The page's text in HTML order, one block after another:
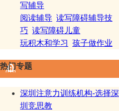
写辅导
阅读辅导 读写障碍辅导技
巧 读写障碍儿童
玩积木和学习 孩子做作业
热门专题
深圳注意力训练机构-选择深
圳竞思教